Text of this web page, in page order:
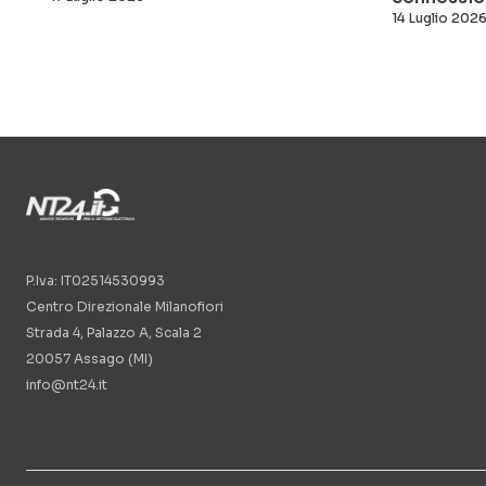
14 Luglio 2026
P.Iva: IT02514530993
Centro Direzionale Milanofiori
Strada 4, Palazzo A, Scala 2
20057 Assago (MI)
info@nt24.it